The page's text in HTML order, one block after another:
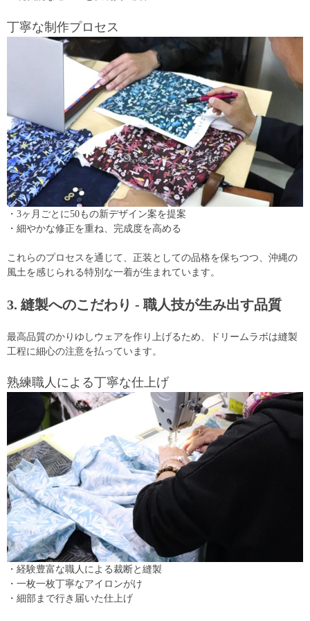
丁寧な制作プロセス
・3ヶ月ごとに50もの新デザイン案を提案
・細やかな修正を重ね、完成度を高める
これらのプロセスを通じて、正装としての品格を保ちつつ、沖縄の
風土を感じられる特別な一着が生まれています。
3. 縫製へのこだわり - 職人技が生み出す品質
最高品質のかりゆしウェアを作り上げるため、ドリームラボは縫製
工程に細心の注意を払っています。
熟練職人による丁寧な仕上げ
・経験豊富な職人による裁断と縫製
・一枚一枚丁寧なアイロンがけ
・細部まで行き届いた仕上げ